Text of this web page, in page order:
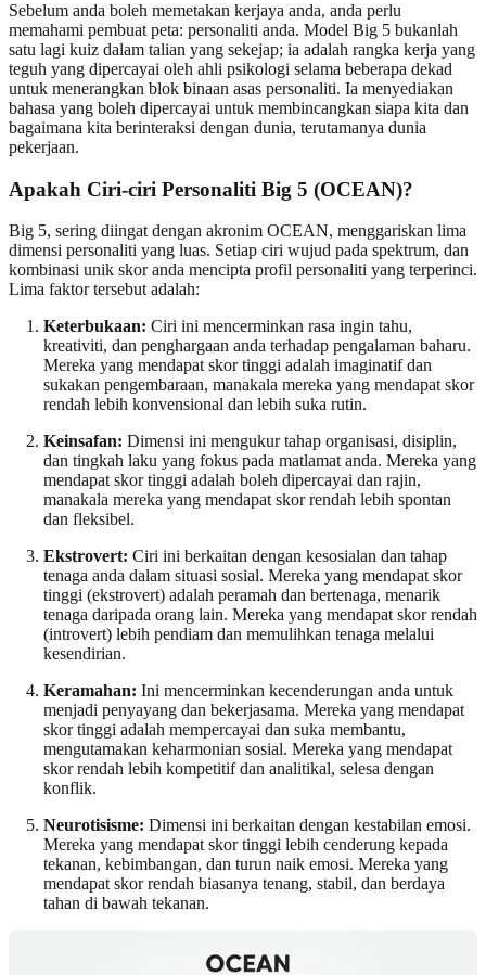
Sebelum anda boleh memetakan kerjaya anda, anda perlu
memahami pembuat peta: personaliti anda. Model Big 5 bukanlah
satu lagi kuiz dalam talian yang sekejap; ia adalah rangka kerja yang
teguh yang dipercayai oleh ahli psikologi selama beberapa dekad
untuk menerangkan blok binaan asas personaliti. Ia menyediakan
bahasa yang boleh dipercayai untuk membincangkan siapa kita dan
bagaimana kita berinteraksi dengan dunia, terutamanya dunia
pekerjaan.
Apakah Ciri-ciri Personaliti Big 5 (OCEAN)?
Big 5, sering diingat dengan akronim OCEAN, menggariskan lima
dimensi personaliti yang luas. Setiap ciri wujud pada spektrum, dan
kombinasi unik skor anda mencipta profil personaliti yang terperinci.
Lima faktor tersebut adalah:
Keterbukaan: Ciri ini mencerminkan rasa ingin tahu,
kreativiti, dan penghargaan anda terhadap pengalaman baharu.
Mereka yang mendapat skor tinggi adalah imaginatif dan
sukakan pengembaraan, manakala mereka yang mendapat skor
rendah lebih konvensional dan lebih suka rutin.
Keinsafan: Dimensi ini mengukur tahap organisasi, disiplin,
dan tingkah laku yang fokus pada matlamat anda. Mereka yang
mendapat skor tinggi adalah boleh dipercayai dan rajin,
manakala mereka yang mendapat skor rendah lebih spontan
dan fleksibel.
Ekstrovert: Ciri ini berkaitan dengan kesosialan dan tahap
tenaga anda dalam situasi sosial. Mereka yang mendapat skor
tinggi (ekstrovert) adalah peramah dan bertenaga, menarik
tenaga daripada orang lain. Mereka yang mendapat skor rendah
(introvert) lebih pendiam dan memulihkan tenaga melalui
kesendirian.
Keramahan: Ini mencerminkan kecenderungan anda untuk
menjadi penyayang dan bekerjasama. Mereka yang mendapat
skor tinggi adalah mempercayai dan suka membantu,
mengutamakan keharmonian sosial. Mereka yang mendapat
skor rendah lebih kompetitif dan analitikal, selesa dengan
konflik.
Neurotisisme: Dimensi ini berkaitan dengan kestabilan emosi.
Mereka yang mendapat skor tinggi lebih cenderung kepada
tekanan, kebimbangan, dan turun naik emosi. Mereka yang
mendapat skor rendah biasanya tenang, stabil, dan berdaya
tahan di bawah tekanan.